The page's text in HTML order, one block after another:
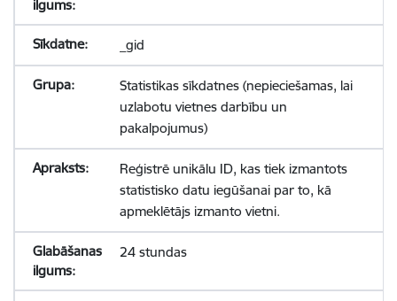
_gid
Statistikas sīkdatnes (nepieciešamas, lai
uzlabotu vietnes darbību un
pakalpojumus)
Reģistrē unikālu ID, kas tiek izmantots
statistisko datu iegūšanai par to, kā
apmeklētājs izmanto vietni.
24 stundas